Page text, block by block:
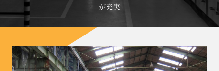
が充実